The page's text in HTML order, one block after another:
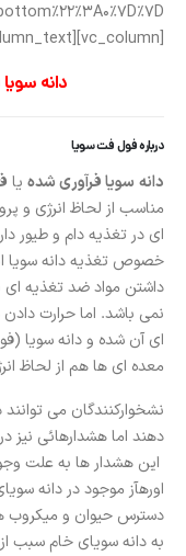
[vc_column][vc_column_text]
دانه
درباره فول فت سویا
دانه سویا فرآوری شده یا
مناسب از لحاظ انرژی و
ای در تغذیه دام و طیور
خصوص تغذیه دانه سویا
داشتن مواد ضد تغذیه
نمی باشد. اما حرارت
ای آن شده و دانه سویا
معده ای ها هم از لحاظ
نشخوارکنندگان می توانند
دهند اما هشدارهائی
این هشدار ها به علت
اوره­آز موجود در دانه
دسترس حیوان و میکروب
به دانه سویای خام سبب